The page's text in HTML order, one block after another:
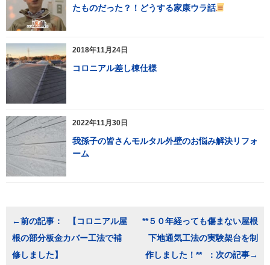
たものだった？！どうする家康ウラ話
2018年11月24日
コロニアル差し棟仕様
2022年11月30日
我孫子の皆さんモルタル外壁のお悩み解決リフォ
ーム
ナ
ビ
【コロニアル屋
根の部分板金カバー工法で補
修しました】
**５０年経っても傷まない屋根
下地通気工法の実験架台を制
作しました！**